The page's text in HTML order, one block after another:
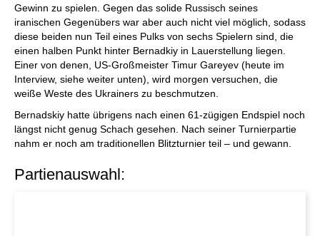
Gewinn zu spielen. Gegen das solide Russisch seines
iranischen Gegenübers war aber auch nicht viel möglich, sodass
diese beiden nun Teil eines Pulks von sechs Spielern sind, die
einen halben Punkt hinter Bernadkiy in Lauerstellung liegen.
Einer von denen, US-Großmeister Timur Gareyev (heute im
Interview, siehe weiter unten), wird morgen versuchen, die
weiße Weste des Ukrainers zu beschmutzen.
Bernadskiy hatte übrigens nach einen 61-zügigen Endspiel noch
längst nicht genug Schach gesehen. Nach seiner Turnierpartie
nahm er noch am traditionellen Blitzturnier teil – und gewann.
Partienauswahl: